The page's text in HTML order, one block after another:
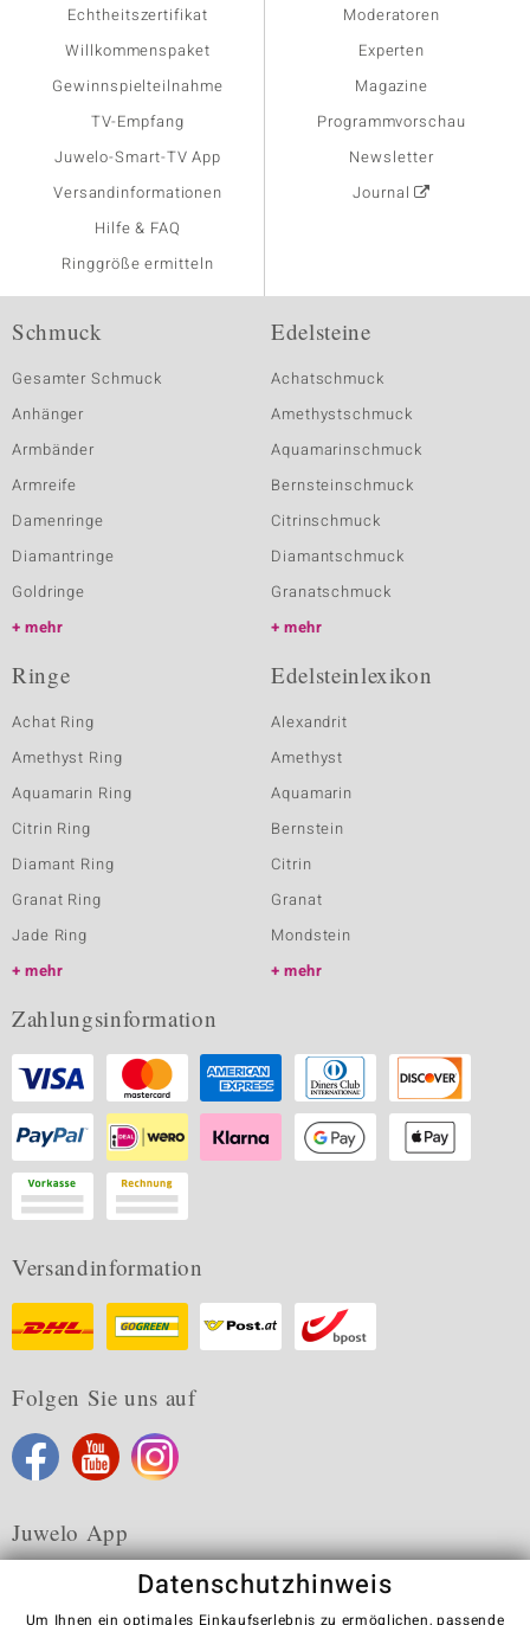
Echtheitszertifikat
Willkommenspaket
Gewinnspielteilnahme
TV-Empfang
Juwelo-Smart-TV App
Versandinformationen
Hilfe & FAQ
Ringgröße ermitteln
Moderatoren
Experten
Magazine
Programmvorschau
Newsletter
Journal
Schmuck
Gesamter Schmuck
Anhänger
Armbänder
Armreife
Damenringe
Diamantringe
Goldringe
mehr
Edelsteine
Achatschmuck
Amethystschmuck
Aquamarinschmuck
Bernsteinschmuck
Citrinschmuck
Diamantschmuck
Granatschmuck
mehr
Ringe
Achat Ring
Amethyst Ring
Aquamarin Ring
Citrin Ring
Diamant Ring
Granat Ring
Jade Ring
mehr
Edelsteinlexikon
Alexandrit
Amethyst
Aquamarin
Bernstein
Citrin
Granat
Mondstein
mehr
Zahlungsinformation
Versandinformation
Folgen Sie uns auf
Juwelo App
Datenschutzhinweis
Um Ihnen ein optimales Einkaufserlebnis zu ermöglichen, passende